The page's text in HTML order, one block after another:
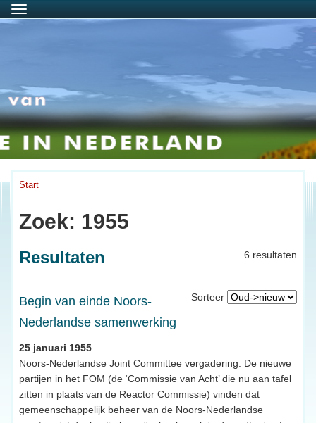
Menu
Start
Zoek: 1955
6 resultaten
Resultaten
Sorteer
Begin van einde Noors-
Nederlandse samenwerking
25 januari 1955
Noors-Nederlandse Joint Committee vergadering. De nieuwe
partijen in het FOM (de ‘Commissie van Acht’ die nu aan tafel
zitten in plaats van de Reactor Commissie) vinden dat
gemeenschappelijk beheer van de Noors-Nederlandse